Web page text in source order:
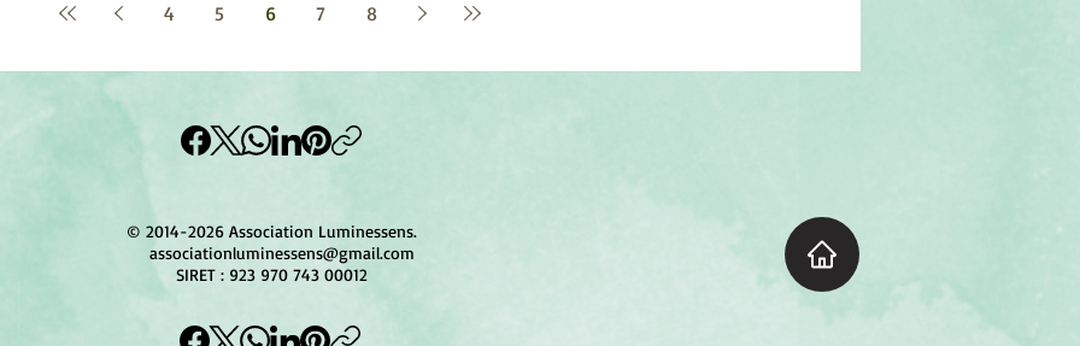
4 5 6 7 8
© 2014-2026 Association Luminessens.
associationluminessens@gmail.com
SIRET : 923 970 743 00012